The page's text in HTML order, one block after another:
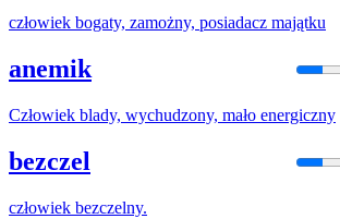
człowiek bogaty, zamożny, posiadacz majątku
anemik
Człowiek blady, wychudzony, mało energiczny
bezczel
człowiek bezczelny.